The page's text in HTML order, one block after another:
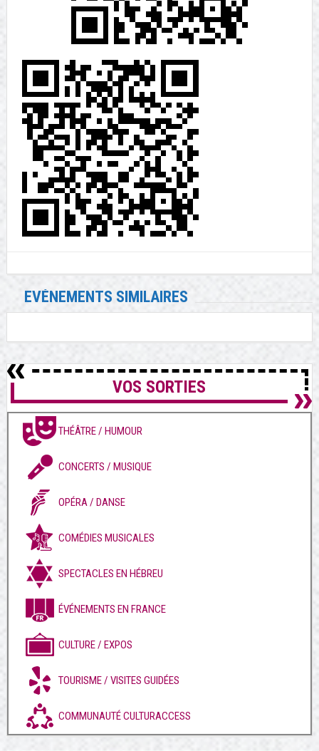
EVÉNEMENTS SIMILAIRES
VOS SORTIES
THÉÂTRE / HUMOUR
CONCERTS / MUSIQUE
OPÉRA / DANSE
COMÉDIES MUSICALES
SPECTACLES EN HÉBREU
ÉVÉNEMENTS EN FRANCE
CULTURE / EXPOS
TOURISME / VISITES GUIDÉES
COMMUNAUTÉ CULTURACCESS